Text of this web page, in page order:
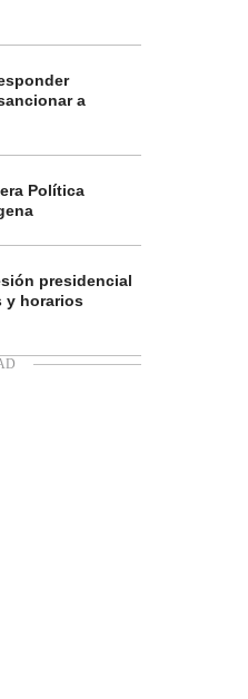
a
Política
presidencial
y horarios